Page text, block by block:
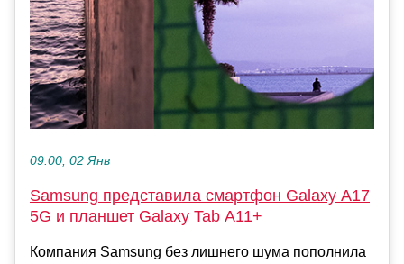
09:00, 02 Янв
Samsung представила смартфон Galaxy A17
5G и планшет Galaxy Tab A11+
Компания Samsung без лишнего шума пополнила